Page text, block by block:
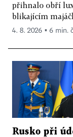
přihnalo obří
blikajícím
4. 8. 2026 ▪ 6 min.
Rusko při